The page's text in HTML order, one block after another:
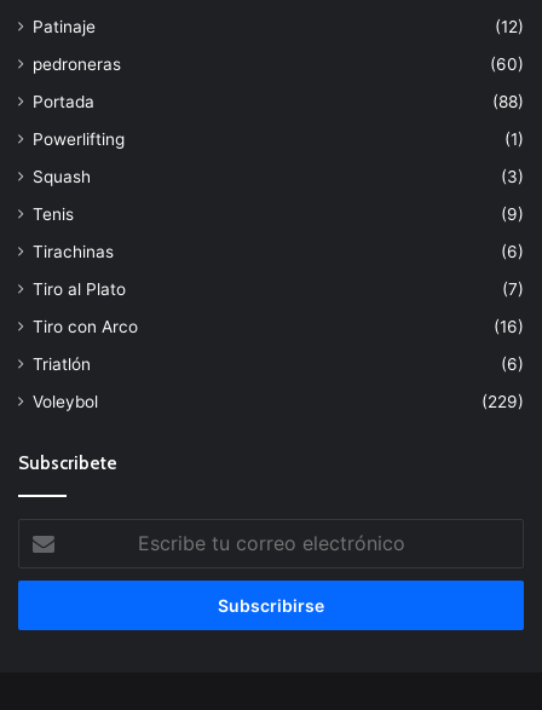
Patinaje
(12)
pedroneras
(60)
Portada
(88)
Powerlifting
(1)
Squash
(3)
Tenis
(9)
Tirachinas
(6)
Tiro al Plato
(7)
Tiro con Arco
(16)
Triatlón
(6)
Voleybol
(229)
Subscribete
tu
correo